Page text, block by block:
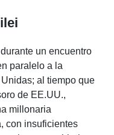
un encuentro
paralelo a la
al tiempo que
de EE.UU.,
millonaria
con insuficientes